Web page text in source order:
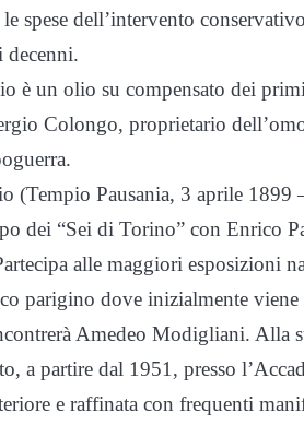
spese dell’intervento
decenni.
è un olio su compensato dei
Colongo, proprietario
(Tempio Pausania, 3 aprile
dei “Sei di Torino” con Enrico
alle maggiori esposizioni
parigino dove inizialmente
Amedeo Modigliani. Alla
a partire dal 1951, presso
e raffinata con frequenti